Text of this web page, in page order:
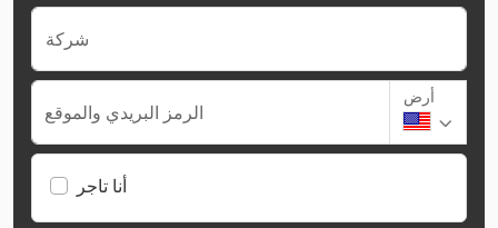
شركة
الرمز البريدي والموقع
أرض
أنا تاجر